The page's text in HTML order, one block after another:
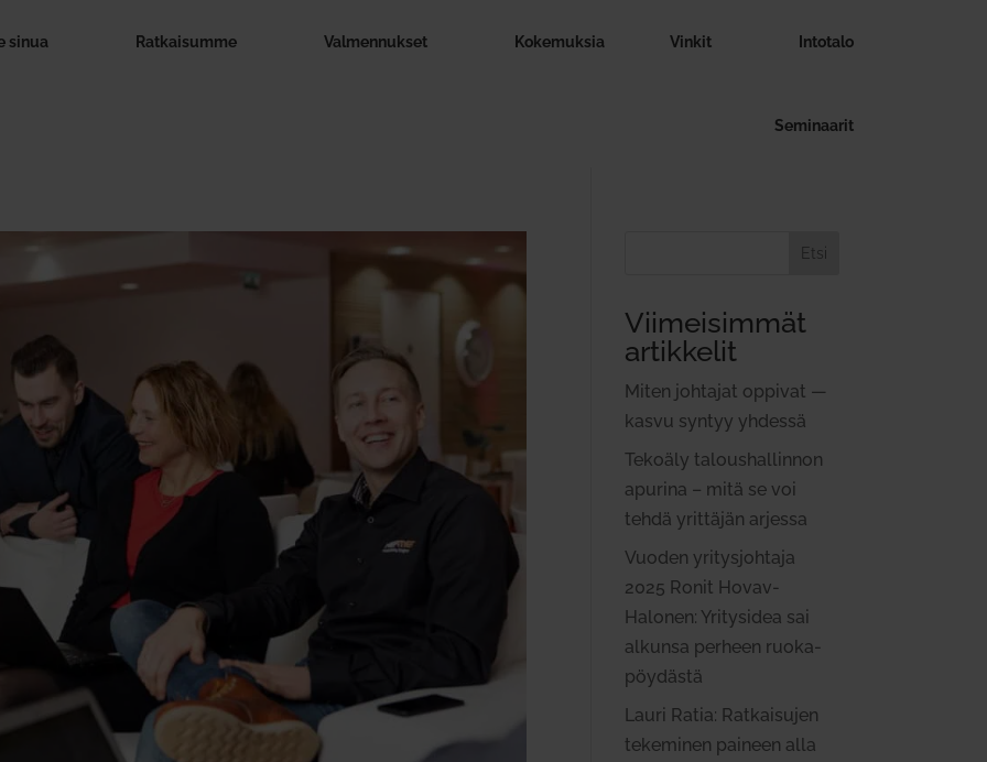
sinua Rat­kai­summe Val­men­nukset Koke­muksia Vinkit Intotalo
Semi­naarit
Etsi
Viimeisimmät
artikkelit
Miten joh­tajat oppivat —
kasvu syntyy yhdessä
Tekoäly talous­hal­linnon
apurina – mitä se voi
tehdä yrit­täjän arjessa
Vuoden yri­tys­johtaja
2025 Ronit Hovav-
Halonen: Yri­tysidea sai
alkunsa perheen ruo­ka­
pöy­dästä
Lauri Ratia: Rat­kai­sujen
teke­minen paineen alla